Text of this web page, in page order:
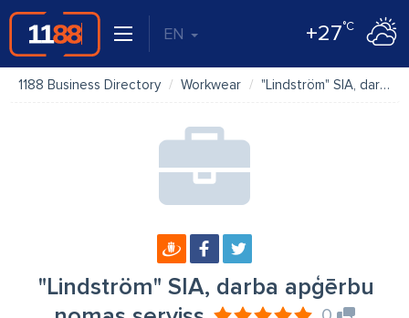
EN +27°C
1188 Business Directory Workwear "Lindström" SIA, darba apģērbu nomas serviss
"Lindström" SIA, darba apģērbu